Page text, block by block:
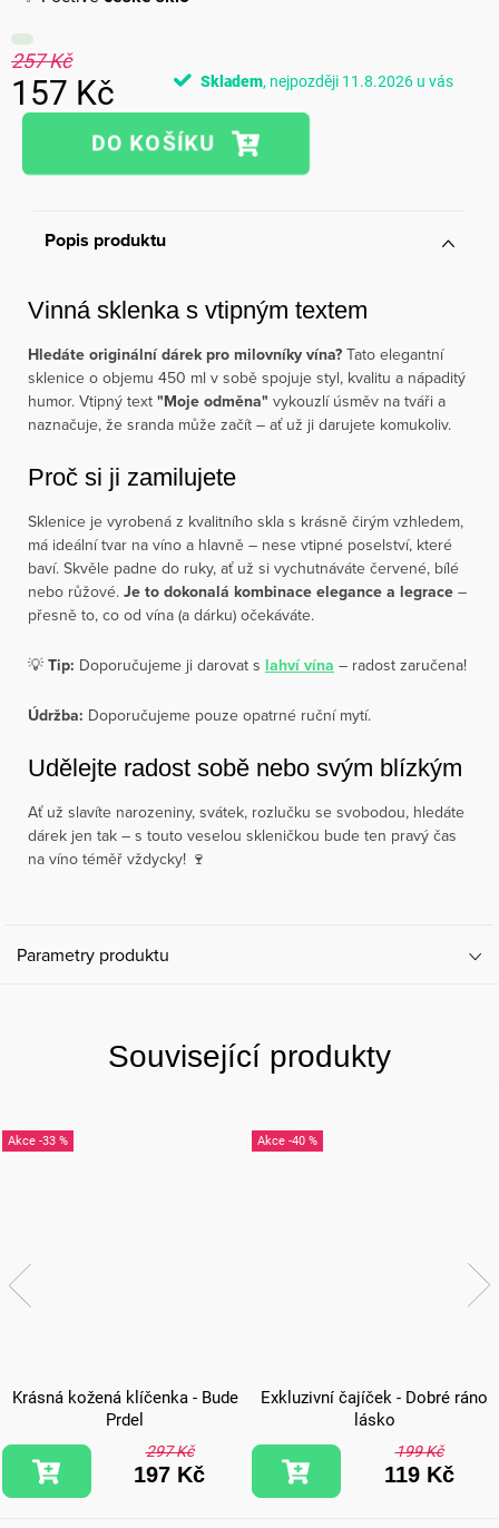
257 Kč
157 Kč
Měrná
Skladem 11.8.2026
Popis produktu
Vinná sklenka s vtipným textem
Hledáte originální dárek pro milovníky vína? Tato elegantní
sklenice o objemu 450 ml v sobě spojuje styl, kvalitu a nápaditý
humor. Vtipný text "Moje odměna" vykouzlí úsměv na tváři a
naznačuje, že sranda může začít – ať už ji darujete komukoliv.
Proč si ji zamilujete
Sklenice je vyrobená z kvalitního skla s krásně čirým vzhledem,
má ideální tvar na víno a hlavně – nese vtipné poselství, které
baví. Skvěle padne do ruky, ať už si vychutnáváte červené, bílé
nebo růžové. Je to dokonalá kombinace elegance a legrace –
přesně to, co od vína (a dárku) očekáváte.
💡 Tip: Doporučujeme ji darovat s lahví vína – radost zaručena!
Údržba: Doporučujeme pouze opatrné ruční mytí.
Udělejte radost sobě nebo svým blízkým
Ať už slavíte narozeniny, svátek, rozlučku se svobodou, hledáte
dárek jen tak – s touto veselou skleničkou bude ten pravý čas
na víno téměř vždycky! 🍷
Parametry produktu
Související produkty
-33 %
Krásná kožená klíčenka - Bude
Prdel
297 Kč
197 Kč
-40 %
Exkluzivní čajíček - Dobré ráno
lásko
199 Kč
119 Kč